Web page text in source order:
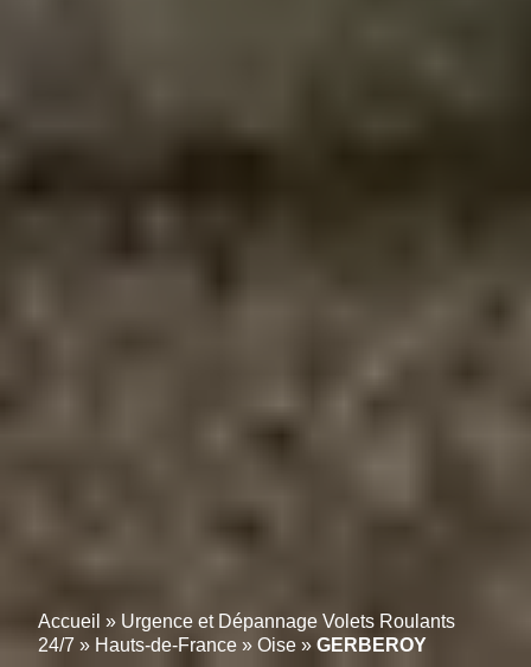
Accueil » Urgence et Dépannage Volets Roulants
24/7 » Hauts-de-France » Oise » GERBEROY